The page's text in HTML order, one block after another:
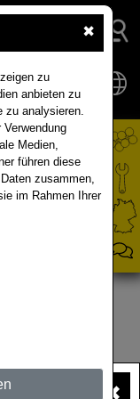
✖
zu
anbieten zu
zu analysieren.
Medien,
führen diese
zusammen,
im Rahmen Ihrer
bei
✖